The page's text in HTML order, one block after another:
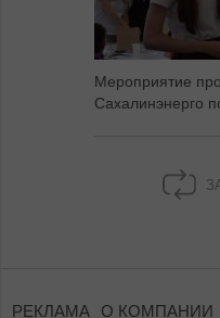
Мероприятие
Сахалинэнерго
РЕКЛАМА О КОМПАНИИ